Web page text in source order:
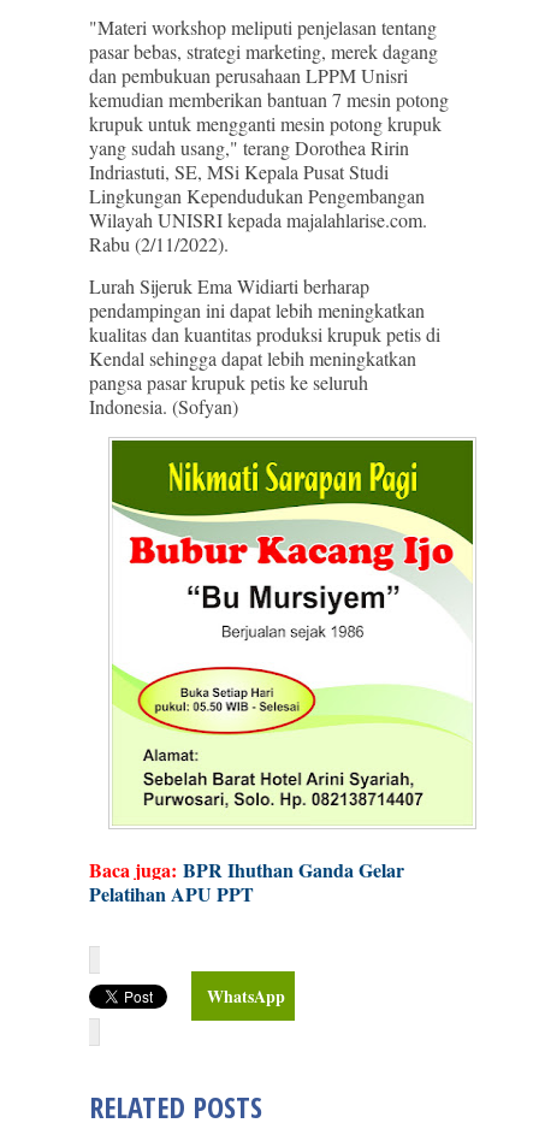
"Materi workshop meliputi penjelasan tentang
pasar bebas, strategi marketing, merek dagang
dan pembukuan perusahaan LPPM Unisri
kemudian memberikan bantuan 7 mesin potong
krupuk untuk mengganti mesin potong krupuk
yang sudah usang," terang Dorothea Ririn
Indriastuti, SE, MSi Kepala Pusat Studi
Lingkungan Kependudukan Pengembangan
Wilayah UNISRI kepada majalahlarise.com.
Rabu (2/11/2022).
Lurah Sijeruk Ema Widiarti berharap
pendampingan ini dapat lebih meningkatkan
kualitas dan kuantitas produksi krupuk petis di
Kendal sehingga dapat lebih meningkatkan
pangsa pasar krupuk petis ke seluruh
Indonesia. (Sofyan)
Baca juga: BPR Ihuthan Ganda Gelar
Pelatihan APU PPT
WhatsApp
RELATED POSTS